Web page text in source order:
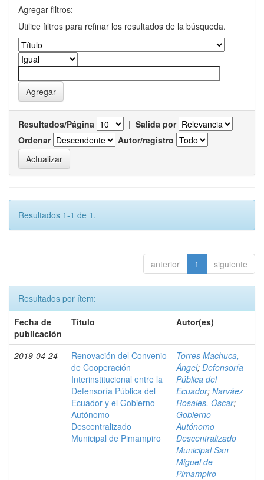
Agregar filtros:
Utilice filtros para refinar los resultados de la búsqueda.
Resultados/Página | Salida por
Ordenar
Autor/registro
Resultados 1-1 de 1.
anterior 1 siguiente
Resultados por ítem:
Fecha de
publicación
Título Autor(es)
2019-04-24
Renovación del Convenio
de Cooperación
Interinstitucional entre la
Defensoría Pública del
Ecuador y el Gobierno
Autónomo
Descentralizado
Municipal de Pimampiro
Torres Machuca,
Ángel; Defensoría
Pública del
Ecuador; Narváez
Rosales, Óscar;
Gobierno
Autónomo
Descentralizado
Municipal San
Miguel de
Pimampiro